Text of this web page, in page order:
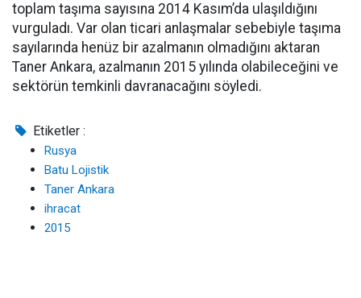
toplam taşıma sayısına 2014 Kasım’da ulaşıldığını
vurguladı. Var olan ticari anlaşmalar sebebiyle taşıma
sayılarında henüz bir azalmanın olmadığını aktaran
Taner Ankara, azalmanın 2015 yılında olabileceğini ve
sektörün temkinli davranacağını söyledi.
Etiketler :
Rusya
Batu Lojistik
Taner Ankara
ihracat
2015